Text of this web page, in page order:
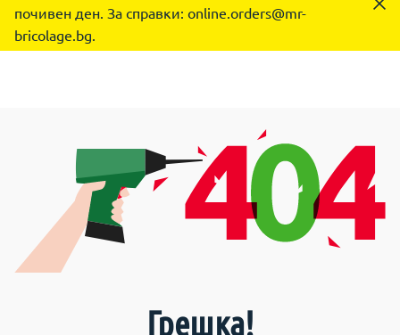
почивен ден. За справки: online.orders@mr-
bricolage.bg.
Грешка!